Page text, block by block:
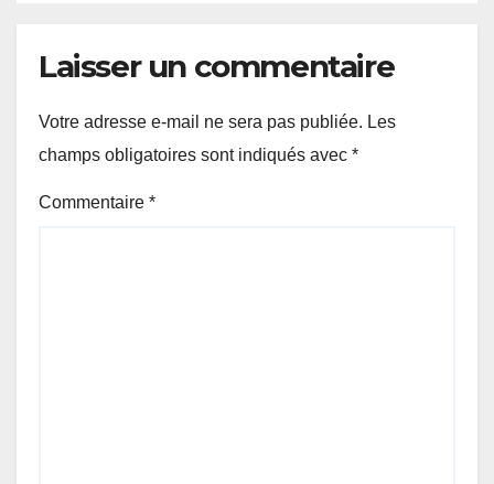
Laisser un commentaire
Votre adresse e-mail ne sera pas publiée. Les
champs obligatoires sont indiqués avec *
Commentaire *